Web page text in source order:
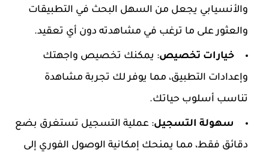
والأنسيابي يجعل من السهل البحث في التطبيقات
والعثور على ما ترغب في مشاهدته دون أي تعقيد.
خيارات تخصيص: يمكنك تخصيص واجهتك
وإعدادات التطبيق، مما يوفر لك تجربة مشاهدة
تناسب أسلوب حياتك.
سهولة التسجيل: عملية التسجيل تستغرق بضع
دقائق فقط، مما يمنحك إمكانية الوصول الفوري إلى